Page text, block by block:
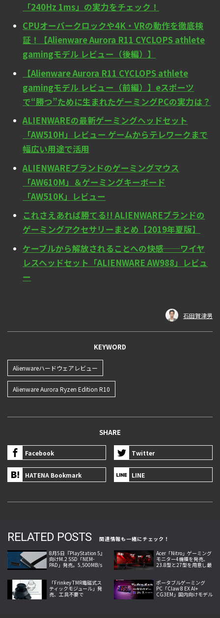
「240Hz 1ms」の実力をチェック！
CPUオーバークロックや4K・VRの動作を徹底検
証！【Alienware Aurora R11 CYCLOPS athlete
gamingモデル レビュー（後編）】
【Alienware Aurora R11 CYCLOPS athlete
gamingモデル レビュー（前編）】eスポーツ
で“勝つ”ために生まれたゲーミングPCの実力は？
ALIENWAREの最新ゲーミングヘッドセット
「AW510H」レビュー ゲームからテレワークまで
幅広い用途で活用
ALIENWAREブランドのゲーミングマウス
「AW610M」＆ゲーミングキーボード
「AW510K」レビュー
これさえあれば勝てる!! ALIENWAREブランドの
ゲーミングアクセサリーまとめ【2019年夏版】
ケーブルから解放されることへの快感──ワイヤ
レスヘッドセット「ALIENWARE AW988」レビュ
ー
石田賀津男
KEYWORD
Alienwareハードウェアレビュー
Alienware Aurora Ryzen Edition R10
SHARE
Facebook Twitter
HATENA Bookmark LINE
RELATED POSTS
関連情報も一緒にチェック！
8月5日『PlayStation 5』
向けM.2 SSD「NEM-
PAD」発売。5,500MB/s
Acer「Nitro」ゲーミング
モニター4機種を発売、
23.8型と27型を用意し最
「Frinkey TMR電磁式ス
ティックモジュール」発
売、工具不要で
ポータブルゲーミング
PC「Claw 8 EX AI+
CG3EM」国内向けモデル